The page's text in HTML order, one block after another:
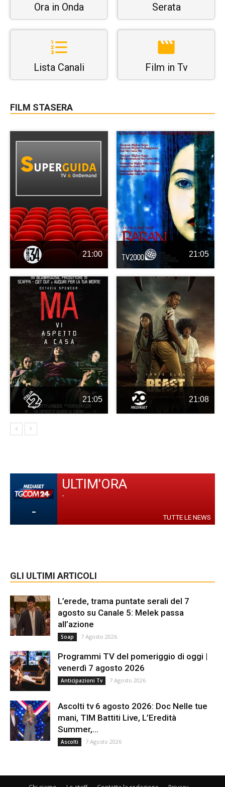
Ora in Onda Serata
Lista Canali Film in Tv
FILM STASERA
21:00 21:05
21:05 21:08
-
ULTIM'ORA
-
TUTTE LE NEWS
GLI ULTIMI ARTICOLI
L’erede, trama puntate serali del 7
agosto su Canale 5: Melek passa
all’azione
Soap 7 Agosto 2026
Programmi TV del pomeriggio di oggi |
venerdì 7 agosto 2026
Anticipazioni Tv 7 Agosto 2026
Ascolti tv 6 agosto 2026: Doc Nelle tue
mani, TIM Battiti Live, L’Eredità
Summer,...
Ascolti 7 Agosto 2026